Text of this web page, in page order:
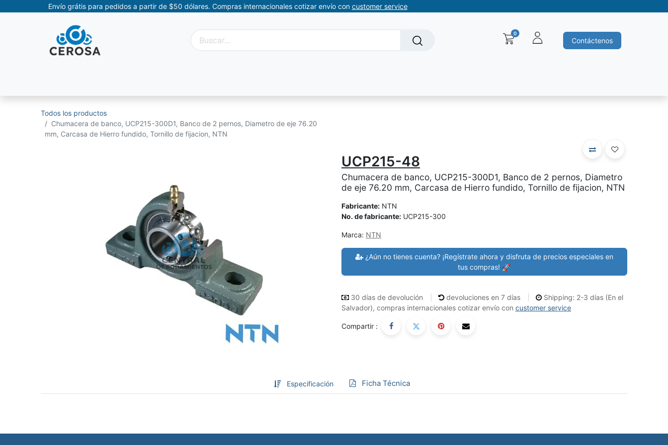
Envío grátis para pedidos a partir de $50 dólares. Compras internacionales cotizar envío con customer service
0
Contáctenos
Todos los productos
Chumacera de banco, UCP215-300D1, Banco de 2 pernos, Diametro de eje 76.20
mm, Carcasa de Hierro fundido, Tornillo de fijacion, NTN
UCP215-48
Chumacera de banco, UCP215-300D1, Banco de 2 pernos, Diametro
de eje 76.20 mm, Carcasa de Hierro fundido, Tornillo de fijacion, NTN
Fabricante: NTN
No. de fabricante: UCP215-300
Marca: NTN
¿Aún no tienes cuenta? ¡Regístrate ahora y disfruta de precios especiales en
tus compras! 🚀
30 días de devolución devoluciones en 7 días
Shipping: 2-3 días (En el
Salvador), compras internacionales cotizar envío con customer service
Compartir :
Especificación Ficha Técnica